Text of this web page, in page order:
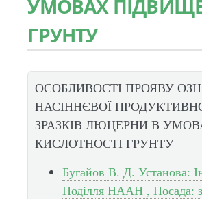
УМОВАХ
ГРУНТУ
ОСОБЛИВОСТІ ПРОЯВУ
НАСІННЄВОЇ
ЗРАЗКІВ ЛЮЦЕРНИ В
КИСЛОТНОСТІ ГРУНТУ
Бугайов В. Д. Установа:
Поділля НААН , Посада: